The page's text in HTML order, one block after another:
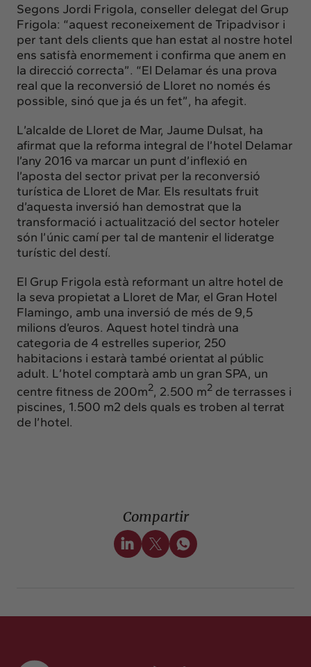
Segons Jordi Frigola, conseller delegat del Grup
Frigola: “aquest reconeixement de Tripadvisor i
per tant dels clients que han estat al nostre hotel
ens satisfà enormement i confirma que anem en
la direcció correcta”. “El Delamar és una prova
real que la reconversió de Lloret no només és
possible, sinó que ja és un fet”, ha afegit.
L’alcalde de Lloret de Mar, Jaume Dulsat, ha
afirmat que la reforma integral de l’hotel Delamar
l’any 2016 va marcar un punt d’inflexió en
l’aposta del sector privat per la reconversió
turística de Lloret de Mar. Els resultats fruit
d’aquesta inversió han demostrat que la
transformació i actualització del sector hoteler
són l’únic camí per tal de mantenir el lideratge
turístic del destí.
El Grup Frigola està reformant un altre hotel de
la seva propietat a Lloret de Mar, el Gran Hotel
Flamingo, amb una inversió de més de 9,5
milions d’euros. Aquest hotel tindrà una
categoria de 4 estrelles superior, 250
habitacions i estarà també orientat al públic
adult. L’hotel comptarà amb un gran SPA, un
centre fitness de 200m2, 2.500 m2 de terrasses i
piscines, 1.500 m2 dels quals es troben al terrat
de l’hotel.
Compartir